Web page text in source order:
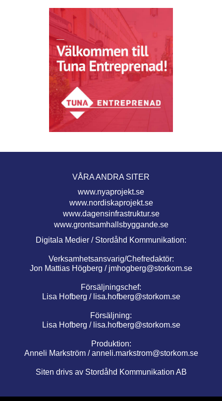
VÅRA ANDRA SITER
www.nyaprojekt.se
www.nordiskaprojekt.se
www.dagensinfrastruktur.se
www.grontsamhallsbyggande.se
Digitala Medier / Stordåhd Kommunikation:
Verksamhetsansvarig/Chefredaktör:
Jon Mattias Högberg / jmhogberg@storkom.se
Försäljningschef:
Lisa Hofberg / lisa.hofberg@storkom.se
Försäljning:
Lisa Hofberg / lisa.hofberg@storkom.se
Produktion:
Anneli Markström /anneli.markstrom@storkom.se
Siten drivs av Stordåhd Kommunikation AB